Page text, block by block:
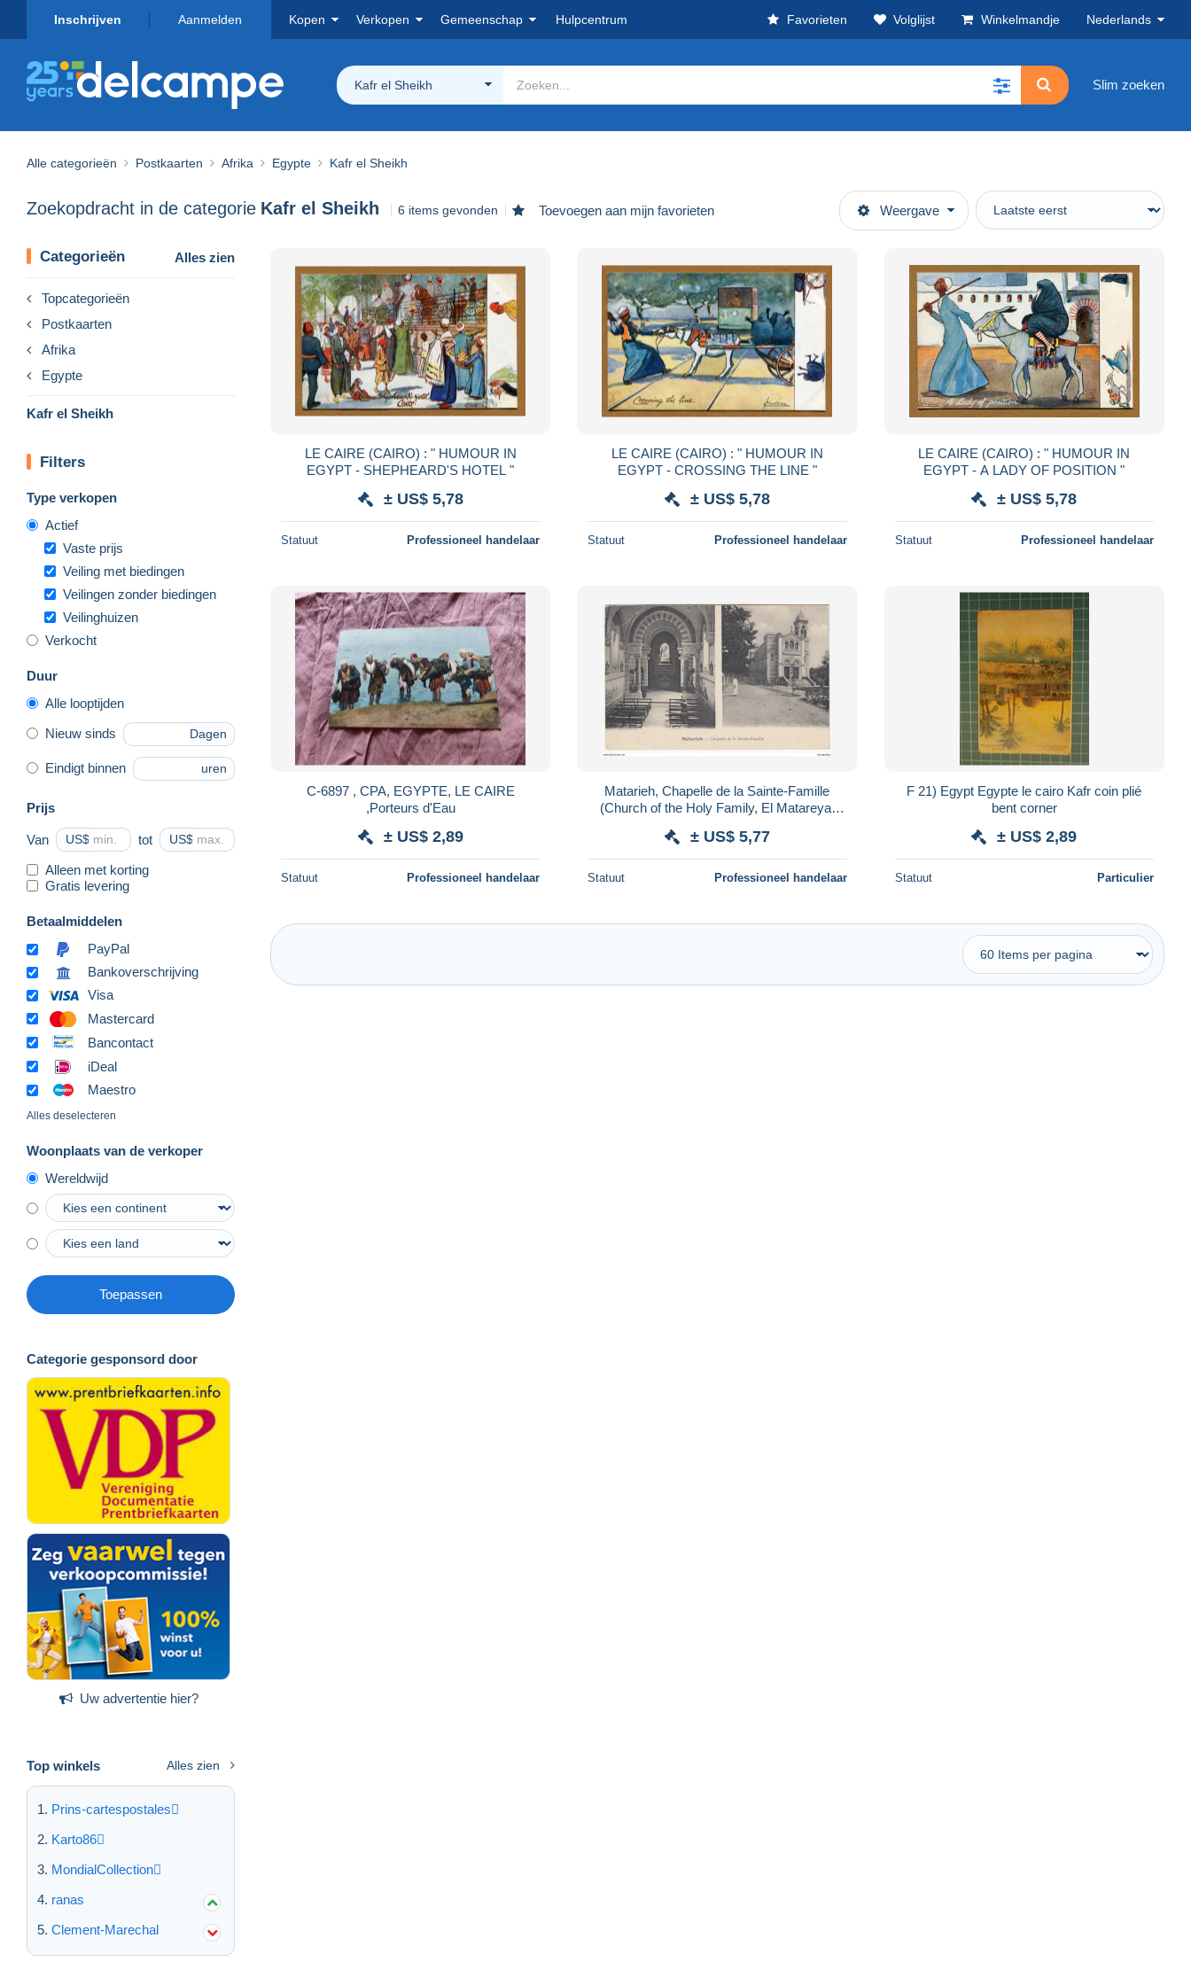
Inschrijven Aanmelden Kopen Verkopen Gemeenschap Hulpcentrum Favorieten Volglijst Winkelmandje Nederlands
Kafr el Sheikh Slim zoeken
Alle categorieën Postkaarten Afrika Egypte Kafr el Sheikh
Zoekopdracht in de categorie Kafr el Sheikh 6 items gevonden Toevoegen aan mijn favorieten Weergave
Categorieën Alles zien
Topcategorieën
Postkaarten
Afrika
Egypte
Kafr el Sheikh
Filters
Type verkopen
Actief
Vaste prijs
Veiling met biedingen
Veilingen zonder biedingen
Veilinghuizen
Verkocht
Duur
Alle looptijden
Nieuw sinds Dagen
Eindigt binnen uren
Prijs
Van US$ tot US$
Alleen met korting
Gratis levering
Betaalmiddelen
PayPal
Bankoverschrijving
Visa
Mastercard
Bancontact
iDeal
Maestro
Alles deselecteren
Woonplaats van de verkoper
Wereldwijd
Toepassen
Categorie gesponsord door
Uw advertentie hier?
Top winkels Alles zien
Prins-cartespostales
Karto86
MondialCollection
ranas
Clement-Marechal
LE CAIRE (CAIRO) : " HUMOUR IN
EGYPT - SHEPHEARD'S HOTEL "
± US$ 5,78
Statuut Professioneel handelaar
LE CAIRE (CAIRO) : " HUMOUR IN
EGYPT - CROSSING THE LINE "
± US$ 5,78
Statuut Professioneel handelaar
LE CAIRE (CAIRO) : " HUMOUR IN
EGYPT - A LADY OF POSITION "
± US$ 5,78
Statuut Professioneel handelaar
C-6897 , CPA, EGYPTE, LE CAIRE
,Porteurs d'Eau
± US$ 2,89
Statuut Professioneel handelaar
Matarieh, Chapelle de la Sainte-Famille
(Church of the Holy Family, El Matareya,
± US$ 5,77
Statuut Professioneel handelaar
F 21) Egypt Egypte le cairo Kafr coin plié
bent corner
± US$ 2,89
Statuut Particulier